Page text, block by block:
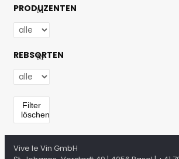
PRODUZENTEN
REBSORTEN
Filter
löschen
Vive le Vin GmbH